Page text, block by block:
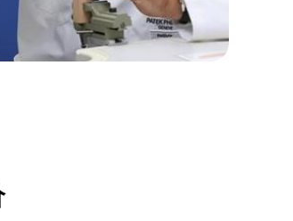
通州区帝舵维修服务中心
州区帝舵维修保养中心)